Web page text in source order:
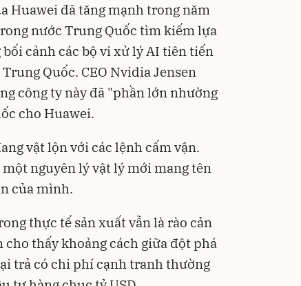
Huawei đã tăng mạnh trong năm
nước Trung Quốc tìm kiếm lựa
cảnh các bộ vi xử lý AI tiên tiến
Quốc. CEO Nvidia Jensen
công ty này đã "phần lớn nhường
cho Huawei.
vật lộn với các lệnh cấm vận.
nguyên lý vật lý mới mang tên
của mình.
thực tế sản xuất vẫn là rào cản
thấy khoảng cách giữa đột phá
trả có chi phí cạnh tranh thường